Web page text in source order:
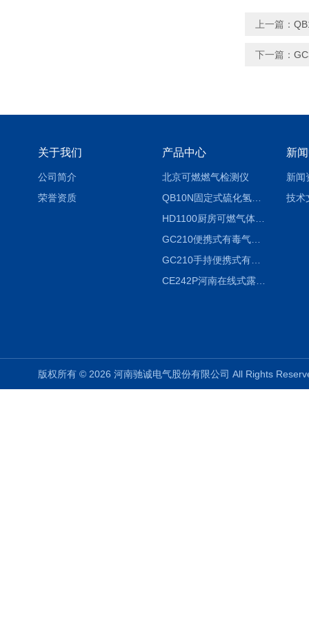
上一篇：
下一篇：
关于我们
公司简介
荣誉资质
产品中心
北京可燃燃气检测仪
QB10N固定式硫化氢气体检测仪H2S气体泄漏探头
HD1100厨房可燃气体泄漏浓度探测器天然气检测仪
GC210便携式有毒气体浓度探测器氨气检测仪养殖场
GC210手持便携式有毒CL2气体探测器氯气检测仪
CE242P河南在线式露点仪
新
新闻
技术
版权所有 © 2026 河南驰诚电气股份有限公司 All Rights